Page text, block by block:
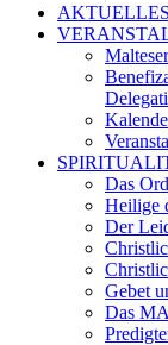
AKTUELLES
Das
Heilige
Der
Gebet
Das